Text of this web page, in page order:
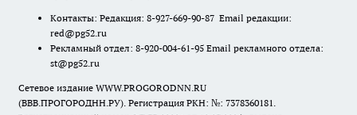
Контакты: Редакция: 8-927-669-90-87 Email редакции:
red@pg52.ru
Рекламный отдел: 8-920-004-61-95 Email рекламного отдела:
st@pg52.ru
Сетевое издание WWW.PROGORODNN.RU
(ВВВ.ПРОГОРОДНН.РУ). Регистрация РКН: №: 7378360181.